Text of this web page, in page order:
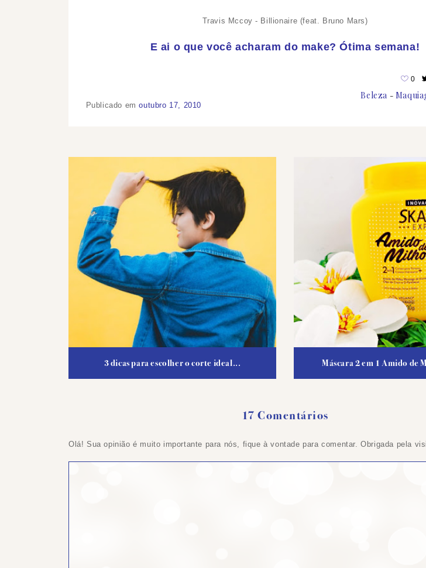
Travis Mccoy - Billionaire (feat. Bruno Mars)
E ai o que você acharam do make? Ótima semana!
0
Beleza
Publicado emoutubro 17, 2010
3 dicas para escolher o corte ideal... Máscara 2 em 1 Amido de
17 Comentários
Olá! Sua opinião é muito importante para nós, fique à vontade para comentar. Obrigada pela